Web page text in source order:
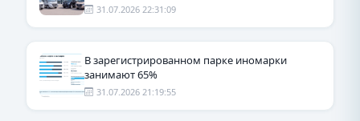
31.07.2026 22:31:09
В зарегистрированном парке иномарки
занимают 65%
31.07.2026 21:19:55